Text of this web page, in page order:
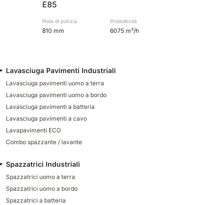
E85
Pista di pulizia
810 mm
Produttività
6075 m²/h
Lavasciuga Pavimenti Industriali
Lavasciuga pavimenti uomo a terra
Lavasciuga pavimenti uomo a bordo
Lavasciuga pavimenti a batteria
Lavasciuga pavimenti a cavo
Lavapavimenti ECO
Combo spazzante / lavante
Spazzatrici Industriali
Spazzatrici uomo a terra
Spazzatrici uomo a bordo
Spazzatrici a batteria